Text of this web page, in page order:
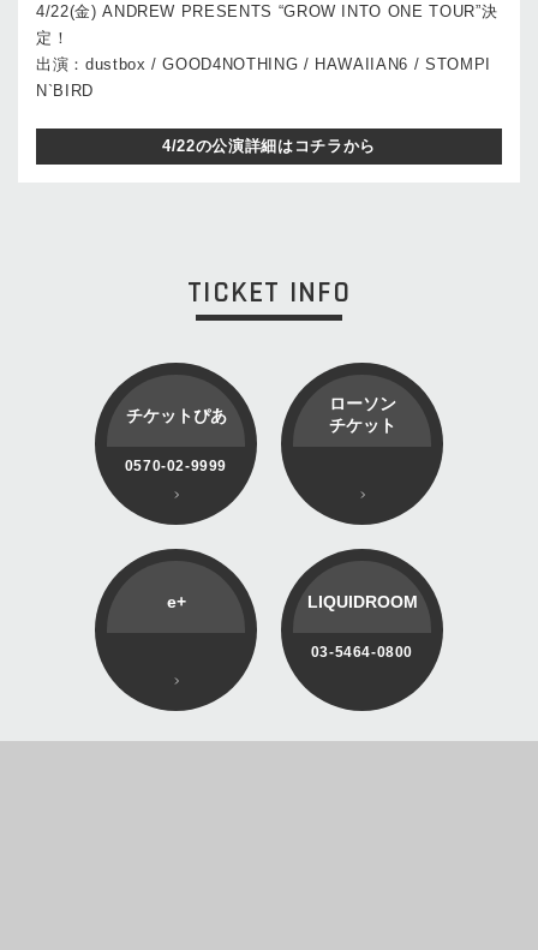
4/22(金) ANDREW PRESENTS “GROW INTO ONE TOUR”決
定！
出演：dustbox / GOOD4NOTHING / HAWAIIAN6 / STOMPI
N`BIRD
4/22の公演詳細はコチラから
TICKET INFO
チケットぴあ
0570-02-9999
ローソン
チケット
e+ LIQUIDROOM
03-5464-0800